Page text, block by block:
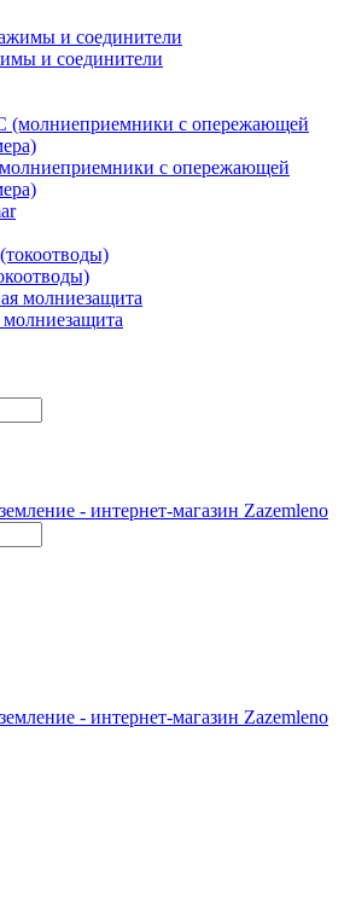
и соединители
с опережающей